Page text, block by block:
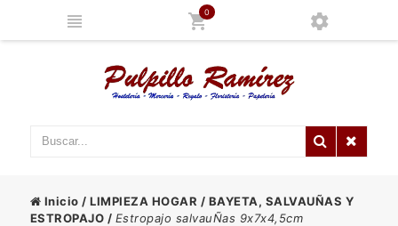
0
Inicio /LIMPIEZA HOGAR / BAYETA, SALVAUÑAS Y
ESTROPAJO / Estropajo salvauÑas 9x7x4,5cm